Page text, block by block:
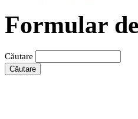
Formular
Căutare